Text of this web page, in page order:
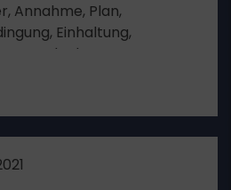
Annahme, Plan,
Einhaltung,
Bedenken,
Fassung,